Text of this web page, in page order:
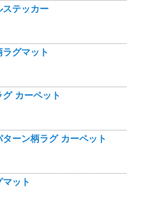
テッカー
グマット
カーペット
ーン柄ラグ カーペット
ット